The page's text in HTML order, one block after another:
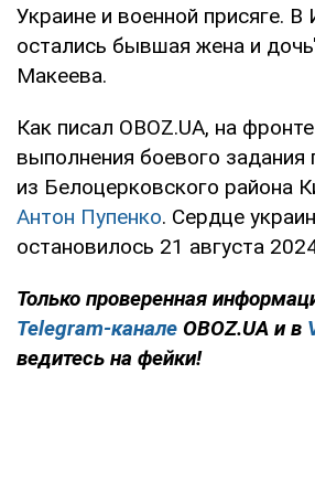
Украине и военной присяге. В
остались бывшая жена и
Макеева.
Как писал OBOZ.UA, на
выполнения боевого задания
из Белоцерковского района
Антон Пупенко. Сердце
остановилось 21 августа
Только проверенная
Telegram-канале OBOZ.UA и в
ведитесь на фейки!